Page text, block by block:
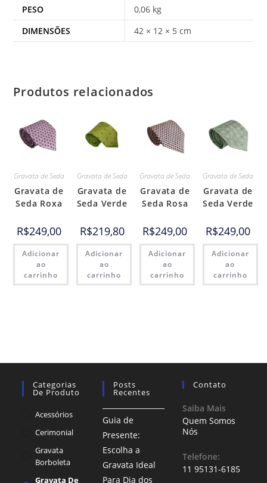
PESO
0,06 kg
DIMENSÕES
42 × 12 × 5 cm
Produtos relacionados
Gravata de Seda
Gravata de
Seda Roxa
R$249,00
Adicionar
ao
carrinho
Gravata de Seda
Gravata de
Seda Verde
R$219,80
Adicionar
ao
carrinho
Gravata de Seda
Gravata de
Seda Rosa
R$249,00
Adicionar
ao
carrinho
Gravata de Seda
Gravata de
Seda Verde
R$249,00
Adicionar
ao
carrinho
Categorias
De Produto
Acessórios
Cerimonial
Gravata
Borboleta
Gravata De
Posts
Recentes
Guia de
Presente:
Escolha a
Gravata Ideal
Para Dia dos
Contato
Saiba Mais
Quem Somos
Nós
Telefone:
11 95131-6185